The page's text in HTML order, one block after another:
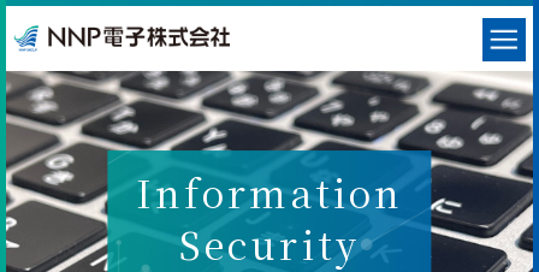
Information
Security